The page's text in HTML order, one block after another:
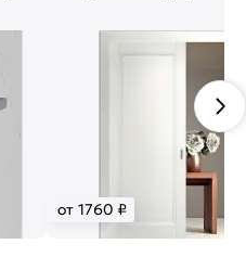
от 1760 ₽